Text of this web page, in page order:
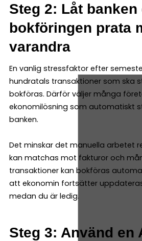
Steg 2: Låt banken
bokföringen prata
varandra
En vanlig stressfaktor efter
hundratals transaktioner som ska
bokföras. Därför väljer många
ekonomilösning som automatiskt
banken.
Det minskar det manuella arbetet
kan matchas mot fakturor och
transaktioner kan bokföras
att ekonomin fortsätter
medan du är ledig.
Steg 3: Använd en